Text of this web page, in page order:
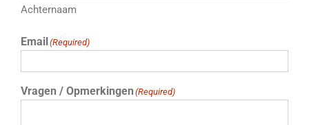
Achternaam
Email(Required)
Vragen / Opmerkingen (Required)